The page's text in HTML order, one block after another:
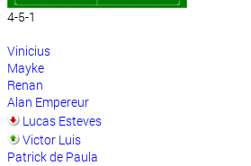
4-5-1
Vinicius
Mayke
Renan
Alan Empereur
Lucas Esteves
Victor Luis
Patrick de Paula